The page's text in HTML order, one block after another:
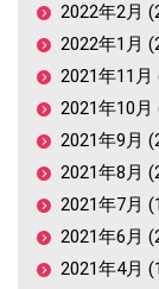
2022年2月
2022年1月
2021年11月
2021年10月
2021年9月
2021年8月
2021年7月
2021年6月
2021年4月